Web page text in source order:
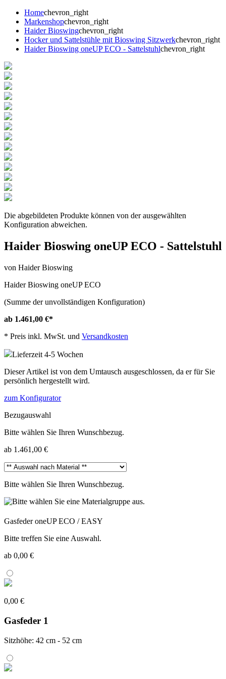
Homechevron_right
Markenshopchevron_right
Haider Bioswingchevron_right
Hocker und Sattelstühle mit Bioswing Sitzwerkchevron_right
Haider Bioswing oneUP ECO - Sattelstuhlchevron_right
Die abgebildeten Produkte können von der ausgewählten
Konfiguration abweichen.
Haider Bioswing oneUP ECO - Sattelstuhl
von Haider Bioswing
Haider Bioswing oneUP ECO
(Summe der unvollständigen Konfiguration)
ab 1.461,00 €*
* Preis inkl. MwSt. und Versandkosten
Lieferzeit 4-5 Wochen
Dieser Artikel ist von dem Umtausch ausgeschlossen, da er für Sie
persönlich hergestellt wird.
zum Konfigurator
Bezugauswahl
Bitte wählen Sie Ihren Wunschbezug.
ab 1.461,00 €
Bitte wählen Sie Ihren Wunschbezug.
Gasfeder oneUP ECO / EASY
Bitte treffen Sie eine Auswahl.
ab 0,00 €
0,00 €
Gasfeder 1
Sitzhöhe: 42 cm - 52 cm